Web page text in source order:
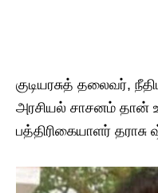
குடியரசுத் தலைவர்,
அரசியல் சாசனம் தான்
பத்திரிகையாளர்